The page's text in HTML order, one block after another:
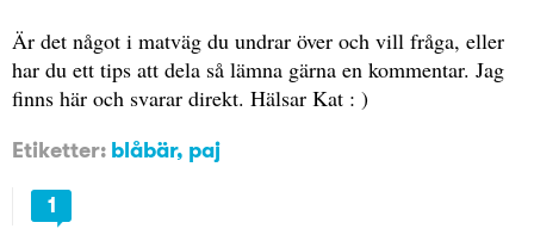
Är det något i matväg du undrar över och vill fråga, eller
har du ett tips att dela så lämna gärna en kommentar. Jag
finns här och svarar direkt. Hälsar Kat : )
Etiketter: blåbär, paj
1